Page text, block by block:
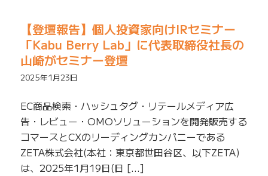
【登壇報告】個人投資家向けIRセミナー
「Kabu Berry Lab」に代表取締役社長の
山崎がセミナー登壇
2025年1月23日
EC商品検索・ハッシュタグ・リテールメディア広
告・レビュー・OMOソリューションを開発販売する
コマースとCXのリーディングカンパニーである
ZETA株式会社(本社：東京都世田谷区、以下ZETA)
は、2025年1月19日(日 […]